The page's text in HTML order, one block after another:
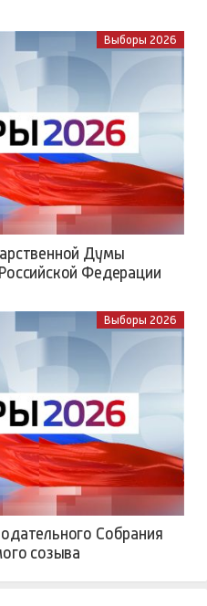
Выборы 2026
Думы
Федерации
Выборы 2026
Собрания
созыва